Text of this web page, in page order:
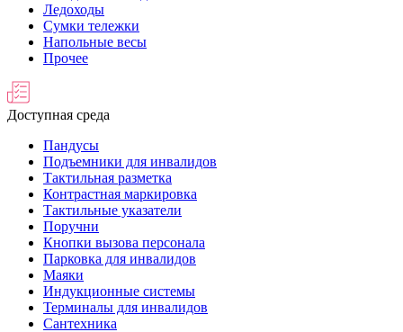
Ледоходы
Сумки тележки
Напольные весы
Прочее
Доступная среда
Пандусы
Подъемники для инвалидов
Тактильная разметка
Контрастная маркировка
Тактильные указатели
Поручни
Кнопки вызова персонала
Парковка для инвалидов
Маяки
Индукционные системы
Терминалы для инвалидов
Сантехника